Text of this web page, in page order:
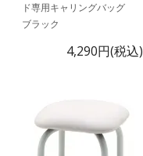
ド専用キャリングバッグ
ブラック
4,290円(税込)